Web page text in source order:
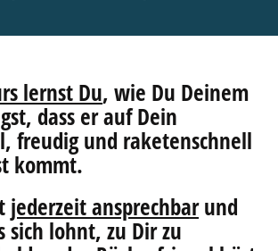
lernst Du, wie Du Deinem
dass er auf Dein
freudig und raketenschnell
kommt.
jederzeit ansprechbarund
sich lohnt, zu Dir zu